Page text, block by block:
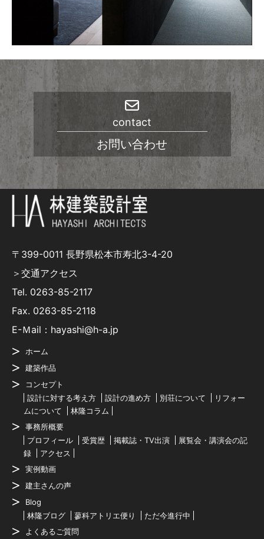
contact
お問い合わせ
〒399-0011 長野県松本市寿北3-4-20
＞交通アクセス
Tel. 0263-85-2117
Fax. 0263-85-2118
E-Ｍail：hayashi@h-a.jp
ホーム
建築作品
コンセプト
設計に対する考え方
設計の進め方 別荘について
リフォー
ムについて
林隆コラム
事務所概要
プロフィール
受賞歴 掲載誌・TV出演
展覧会・講演会の記
録
アクセス
実例動画
建主さんの声
Blog
林隆ブログ
蓼科アトリエ便り
ただ今進行中
よくあるご質問